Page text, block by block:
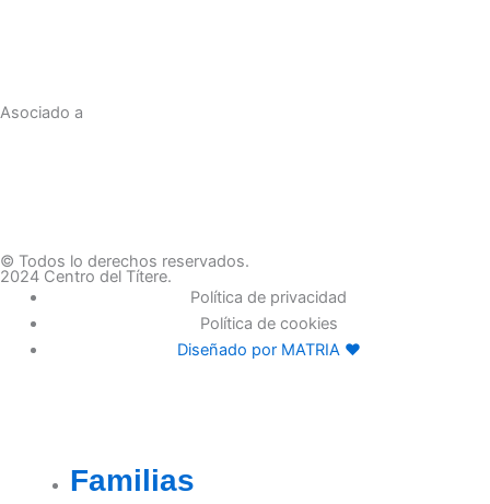
Asociado a
© Todos lo derechos reservados.
2024 Centro del Títere.
Política de privacidad
Política de cookies
Diseñado por MATRIA ♥
Familias